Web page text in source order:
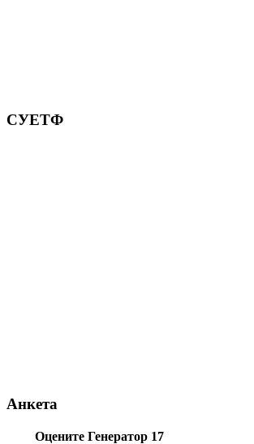
СУЕТФ
Анкета
Оцените Генератор 17